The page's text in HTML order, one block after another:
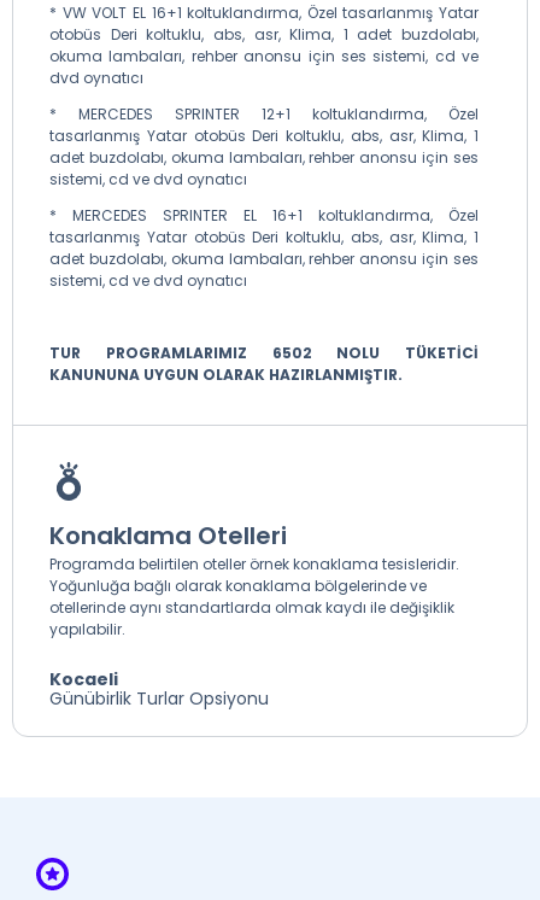
* VW VOLT EL 16+1 koltuklandırma, Özel tasarlanmış Yatar
otobüs Deri koltuklu, abs, asr, Klima, 1 adet buzdolabı,
okuma lambaları, rehber anonsu için ses sistemi, cd ve
dvd oynatıcı
* MERCEDES SPRINTER 12+1 koltuklandırma, Özel
tasarlanmış Yatar otobüs Deri koltuklu, abs, asr, Klima, 1
adet buzdolabı, okuma lambaları, rehber anonsu için ses
sistemi, cd ve dvd oynatıcı
* MERCEDES SPRINTER EL 16+1 koltuklandırma, Özel
tasarlanmış Yatar otobüs Deri koltuklu, abs, asr, Klima, 1
adet buzdolabı, okuma lambaları, rehber anonsu için ses
sistemi, cd ve dvd oynatıcı
TUR PROGRAMLARIMIZ 6502 NOLU TÜKETİCİ
KANUNUNA UYGUN OLARAK HAZIRLANMIŞTIR.
Konaklama Otelleri
Programda belirtilen oteller örnek konaklama tesisleridir.
Yoğunluğa bağlı olarak konaklama bölgelerinde ve
otellerinde aynı standartlarda olmak kaydı ile değişiklik
yapılabilir.
Kocaeli
Günübirlik Turlar Opsiyonu